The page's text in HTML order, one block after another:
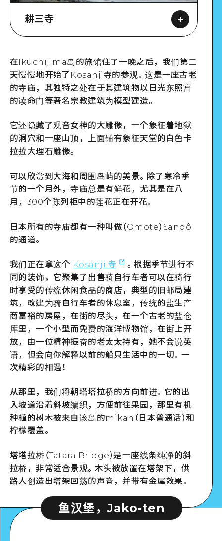
耕三寺
Google Maps
在Ikuchijima岛的旅馆住了一晚之后，我们第二
天慢慢地开始了Kosanji寺的参观。这是一座古老
的寺庙，其独特之处在于其建筑物以日光东照宫
的读命门等著名宗教建筑为模型建造。
它还隐藏了观音女神的大雕像，一个象征着地狱
的洞穴和一座山顶，上面铺有象征天堂的白色卡
拉拉大理石雕像。
可以欣赏到大海和周围岛屿的美景。除了寒冷季
节的一个月外，寺庙总是有鲜花，尤其是在八
月，300个陈列柜中的莲花正在开花。
日本所有的寺庙都有一种叫做（Omote）Sandô
的通道。
我们正在拿这个 Kosanji 寺
。根据季节进行不
同的装饰，它聚集了出售骑自行车者可以在骑行
时享受的传统休闲食品的商店，典型的旧邮局建
筑，改建为骑自行车者的休息室，传统的盐生产
商富裕的房屋，在街的尽头，在一个古老的盐仓
库里，一个小型而免费的海洋博物馆，在街上开
放，由一位精神振奋的老太太持有，她不会说英
语，但会向你解释以前的船只生活中的一切。一
次精彩的相遇！
从那里，我们将朝塔塔拉桥的方向前进。它的出
入坡道沿着斜坡编织，方便前往果园，那里有机
种植的树木被来自该岛的mikan（日本普通话）和
柠檬覆盖。
塔塔拉桥（Tatara Bridge）是一座线条纯净的斜
拉桥，非常适合景观。木头被放置在塔架下，供
路人创造出塔架回荡的声音，并带有金属效果。
鱼汉堡，Jako-ten